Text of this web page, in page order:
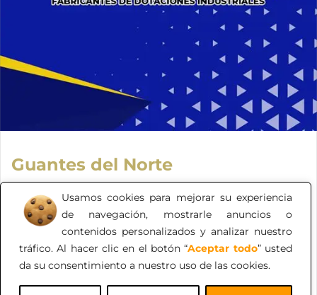
Usamos cookies para mejorar su experiencia
de navegación, mostrarle anuncios o
contenidos personalizados y analizar nuestro
tráfico. Al hacer clic en el botón “Aceptar todo” usted
da su consentimiento a nuestro uso de las cookies.
Guantes del Norte
En GUANTES DEL NORTE, entendemos la importancia
de la seguridad en el entorno laboral. Por eso, nos
enorgullece ofrecer una amplia gama de dotaciones
empresariales, enfocadas en garantizar la protección de
tus trabajadores y el cumplimiento de las normativas